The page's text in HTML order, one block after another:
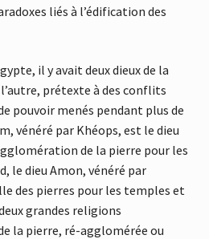
liés à l’édification des
il y avait deux dieux de la
prétexte à des conflits
pouvoir menés pendant plus de
vénéré par Khéops, est le dieu
de la pierre pour les
le dieu Amon, vénéré par
des pierres pour les temples et
grandes religions
la pierre, ré-agglomérée ou